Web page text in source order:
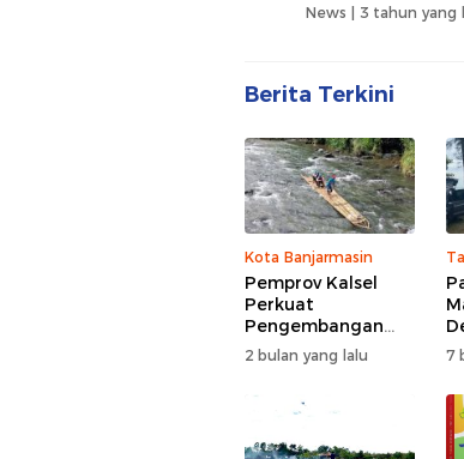
News | 3 tahun yang
Berita Terkini
Kota Banjarmasin
Pemprov Kalsel
Perkuat
Pengembangan
Wisata, Targetkan
Tingkat Kunjungan
2 bulan yang lalu 7